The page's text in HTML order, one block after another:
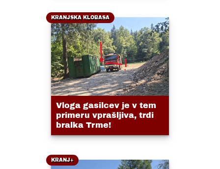
KRANJSKA KLOBASA
Vloga gasilcev je v tem
primeru vprašljiva, trdi
bralka Trme!
KRANJ+